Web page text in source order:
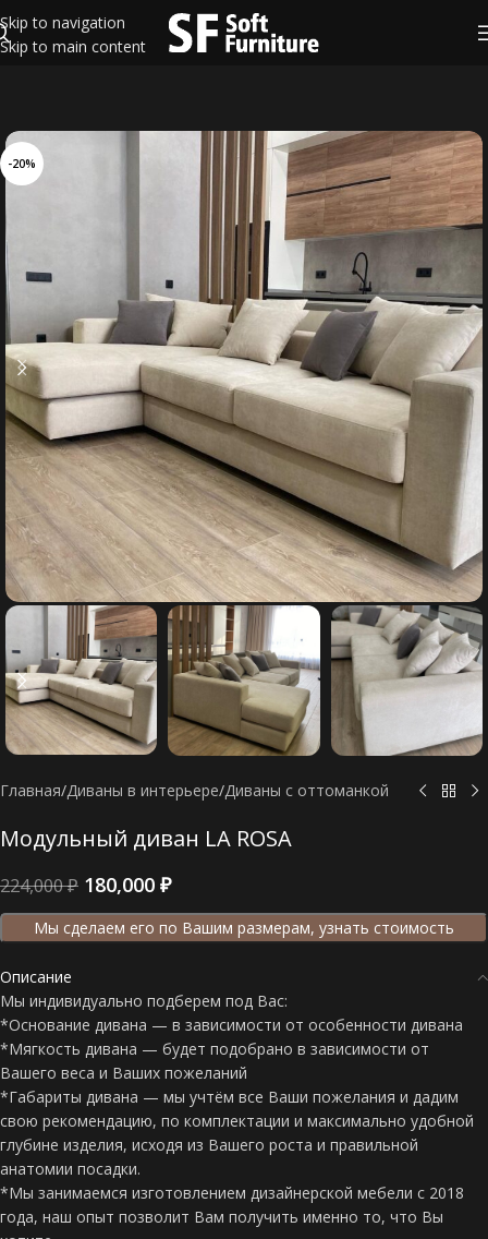
Skip to navigation
Skip to main content
-20%
Главная/Диваны в интерьере/Диваны c оттоманкой
Модульный диван LA ROSA
224,000₽ 180,000 ₽
Мы сделаем его по Вашим размерам, узнать стоимость
Описание
Мы индивидуально подберем под Вас:
*Основание дивана — в зависимости от особенности дивана
*Мягкость дивана — будет подобрано в зависимости от
Вашего веса и Ваших пожеланий
*Габариты дивана — мы учтём все Ваши пожелания и дадим
свою рекомендацию, по комплектации и максимально удобной
глубине изделия, исходя из Вашего роста и правильной
анатомии посадки.
*Мы занимаемся изготовлением дизайнерской мебели с 2018
года, наш опыт позволит Вам получить именно то, что Вы